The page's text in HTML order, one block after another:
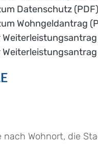
Datenschutz (PDF)
Wohngeldantrag
nach Wohnort, die